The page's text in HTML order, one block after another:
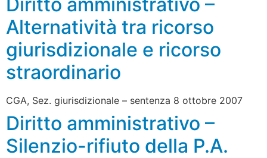
Alternatività tra ricorso
giurisdizionale e ricorso
straordinario
CGA, Sez. giurisdizionale – sentenza 8 ottobre 2007
Diritto amministrativo –
Silenzio-rifiuto della P.A.